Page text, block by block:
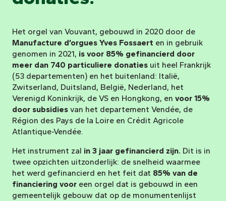
Het orgel van Vouvant, gebouwd in 2020 door de
Manufacture d’orgues Yves Fossaert en in gebruik
genomen in 2021, is voor 85% gefinancierd door
meer dan 740 particuliere donaties uit heel Frankrijk
(53 departementen) en het buitenland: Italië,
Zwitserland, Duitsland, België, Nederland, het
Verenigd Koninkrijk, de VS en Hongkong, en voor 15%
door subsidies van het departement Vendée, de
Région des Pays de la Loire en Crédit Agricole
Atlantique-Vendée.
Het instrument zal in 3 jaar gefinancierd zijn. Dit is in
twee opzichten uitzonderlijk: de snelheid waarmee
het werd gefinancierd en het feit dat 85% van de
financiering voor een orgel dat is gebouwd in een
gemeentelijk gebouw dat op de monumentenlijst